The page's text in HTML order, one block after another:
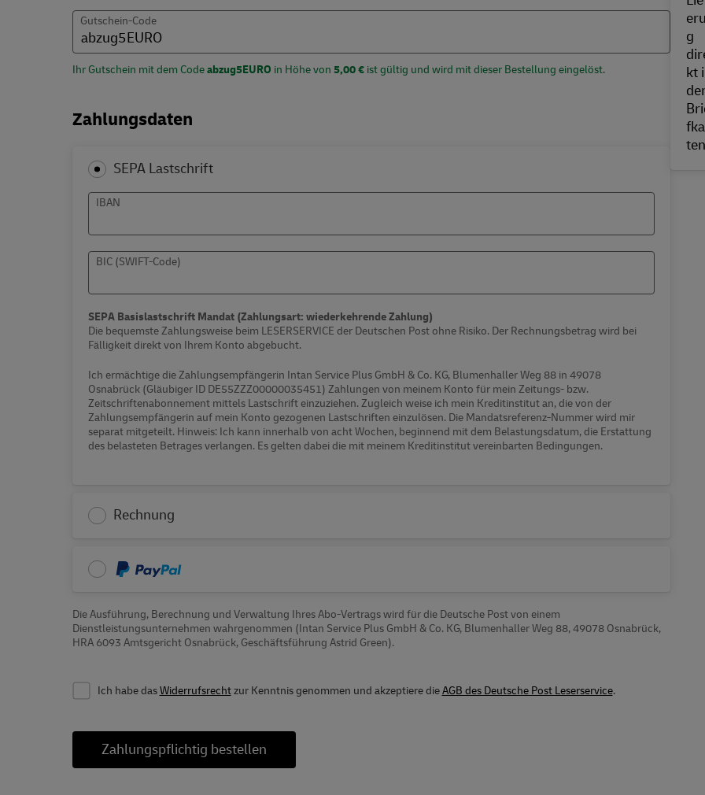
Gutschein-Code
Ihr Gutschein mit dem Codeabzug5EURO in Höhe von 5,00 € ist gültig und wird mit dieser Bestellung eingelöst.
Zahlungsdaten
SEPA Lastschrift
IBAN
BIC (SWIFT-Code)
SEPA Basislastschrift Mandat (Zahlungsart: wiederkehrende Zahlung)
Die bequemste Zahlungsweise beim LESERSERVICE der Deutschen Post ohne Risiko. Der Rechnungsbetrag wird bei
Fälligkeit direkt von Ihrem Konto abgebucht.
Ich ermächtige die Zahlungsempfängerin Intan Service Plus GmbH & Co. KG, Blumenhaller Weg 88 in 49078
Osnabrück (Gläubiger ID DE55ZZZ00000035451) Zahlungen von meinem Konto für mein Zeitungs- bzw.
Zeitschriftenabonnement mittels Lastschrift einzuziehen. Zugleich weise ich mein Kreditinstitut an, die von der
Zahlungsempfängerin auf mein Konto gezogenen Lastschriften einzulösen. Die Mandatsreferenz-Nummer wird mir
separat mitgeteilt. Hinweis: Ich kann innerhalb von acht Wochen, beginnend mit dem Belastungsdatum, die Erstattung
des belasteten Betrages verlangen. Es gelten dabei die mit meinem Kreditinstitut vereinbarten Bedingungen.
Rechnung
PayPal
Die Ausführung, Berechnung und Verwaltung Ihres Abo-Vertrags wird für die Deutsche Post von einem
Dienstleistungsunternehmen wahrgenommen (Intan Service Plus GmbH & Co. KG, Blumenhaller Weg 88, 49078 Osnabrück,
HRA 6093 Amtsgericht Osnabrück, Geschäftsführung Astrid Green).
Ich habe dasWiderrufsrechtzur Kenntnis genommen und akzeptiere dieAGB des Deutsche Post Leserservice.
Zahlungspflichtig bestellen